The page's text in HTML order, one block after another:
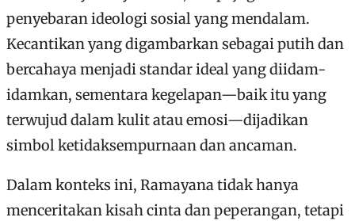
penyebaran ideologi sosial yang mendalam.
Kecantikan yang digambarkan sebagai putih dan
bercahaya menjadi standar ideal yang diidam-
idamkan, sementara kegelapan—baik itu yang
terwujud dalam kulit atau emosi—dijadikan
simbol ketidaksempurnaan dan ancaman.
Dalam konteks ini, Ramayana tidak hanya
menceritakan kisah cinta dan peperangan, tetapi